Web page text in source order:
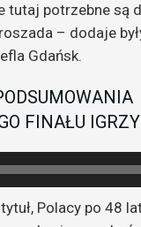
tutaj potrzebne są
– dodaje
Gdańsk.
FINAŁU
Polacy po 48